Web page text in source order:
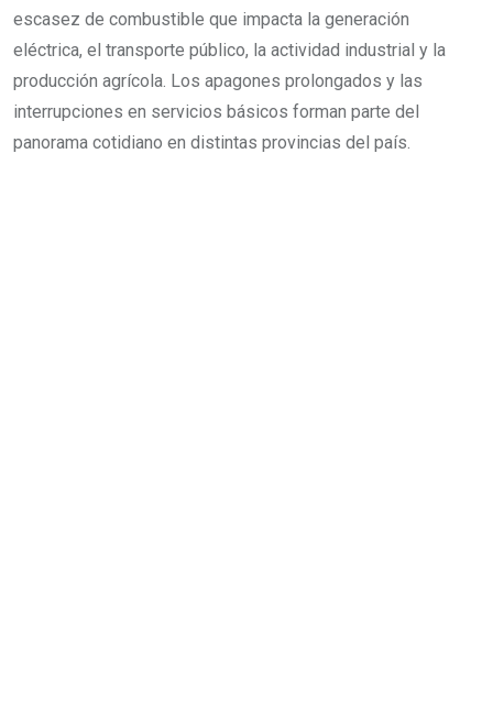
escasez de combustible que impacta la generación
eléctrica, el transporte público, la actividad industrial y la
producción agrícola. Los apagones prolongados y las
interrupciones en servicios básicos forman parte del
panorama cotidiano en distintas provincias del país.